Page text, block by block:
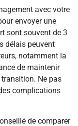
avec votre
envoyer une
sont souvent de 3
délais peuvent
notamment la
de maintenir
Ne pas
complications
de comparer